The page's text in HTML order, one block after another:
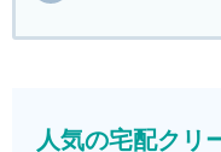
人気の宅配クリ